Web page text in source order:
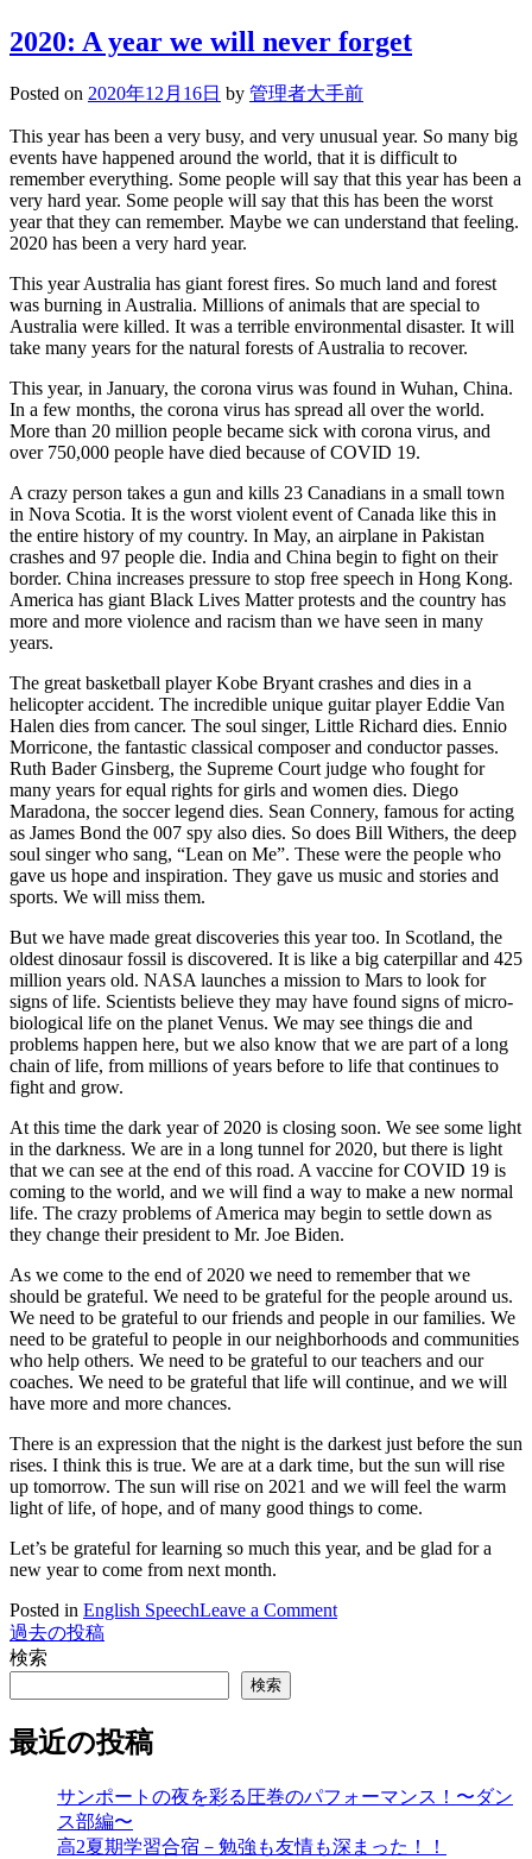
放
送
朝
礼
morning
speech
2020: A year we will never forget
Posted on 2020年12月16日 by 管理者大手前
This year has been a very busy, and very unusual year. So many big
events have happened around the world, that it is difficult to
remember everything. Some people will say that this year has been a
very hard year. Some people will say that this has been the worst
year that they can remember. Maybe we can understand that feeling.
2020 has been a very hard year.
This year Australia has giant forest fires. So much land and forest
was burning in Australia. Millions of animals that are special to
Australia were killed. It was a terrible environmental disaster. It will
take many years for the natural forests of Australia to recover.
This year, in January, the corona virus was found in Wuhan, China.
In a few months, the corona virus has spread all over the world.
More than 20 million people became sick with corona virus, and
over 750,000 people have died because of COVID 19.
A crazy person takes a gun and kills 23 Canadians in a small town
in Nova Scotia. It is the worst violent event of Canada like this in
the entire history of my country. In May, an airplane in Pakistan
crashes and 97 people die. India and China begin to fight on their
border. China increases pressure to stop free speech in Hong Kong.
America has giant Black Lives Matter protests and the country has
more and more violence and racism than we have seen in many
years.
The great basketball player Kobe Bryant crashes and dies in a
helicopter accident. The incredible unique guitar player Eddie Van
Halen dies from cancer. The soul singer, Little Richard dies. Ennio
Morricone, the fantastic classical composer and conductor passes.
Ruth Bader Ginsberg, the Supreme Court judge who fought for
many years for equal rights for girls and women dies. Diego
Maradona, the soccer legend dies. Sean Connery, famous for acting
as James Bond the 007 spy also dies. So does Bill Withers, the deep
soul singer who sang, “Lean on Me”. These were the people who
gave us hope and inspiration. They gave us music and stories and
sports. We will miss them.
But we have made great discoveries this year too. In Scotland, the
oldest dinosaur fossil is discovered. It is like a big caterpillar and 425
million years old. NASA launches a mission to Mars to look for
signs of life. Scientists believe they may have found signs of micro-
biological life on the planet Venus. We may see things die and
problems happen here, but we also know that we are part of a long
chain of life, from millions of years before to life that continues to
fight and grow.
At this time the dark year of 2020 is closing soon. We see some light
in the darkness. We are in a long tunnel for 2020, but there is light
that we can see at the end of this road. A vaccine for COVID 19 is
coming to the world, and we will find a way to make a new normal
life. The crazy problems of America may begin to settle down as
they change their president to Mr. Joe Biden.
As we come to the end of 2020 we need to remember that we
should be grateful. We need to be grateful for the people around us.
We need to be grateful to our friends and people in our families. We
need to be grateful to people in our neighborhoods and communities
who help others. We need to be grateful to our teachers and our
coaches. We need to be grateful that life will continue, and we will
have more and more chances.
There is an expression that the night is the darkest just before the sun
rises. I think this is true. We are at a dark time, but the sun will rise
up tomorrow. The sun will rise on 2021 and we will feel the warm
light of life, of hope, and of many good things to come.
Let’s be grateful for learning so much this year, and be glad for a
new year to come from next month.
Posted in English SpeechLeave a Commenton
投
稿
ビ
過去の投稿
検索
検索
最近の投稿
サンポートの夜を彩る圧巻のパフォーマンス！〜ダン
ス部編〜
高2夏期学習合宿－勉強も友情も深まった！！